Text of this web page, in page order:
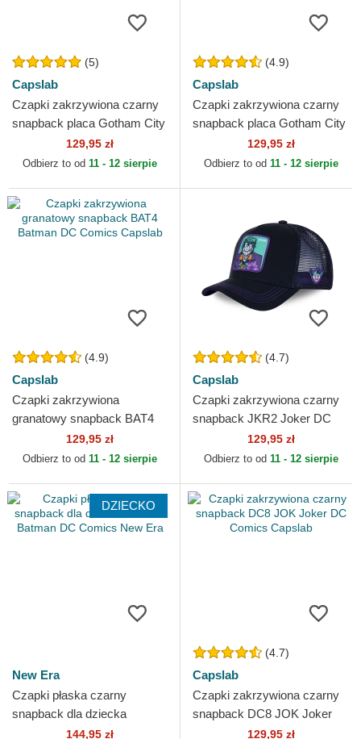
(5)
Capslab
Czapki zakrzywiona czarny
snapback placa Gotham City
DC6 BATP1 Batman DC
Comics Capslab
129,95 zł
Odbierz to od 11 - 12 sierpie
(4.9)
Capslab
Czapki zakrzywiona czarny
snapback placa Gotham City
BATP1 Batman DC Comics
Capslab
129,95 zł
Odbierz to od 11 - 12 sierpie
(4.9)
Capslab
Czapki zakrzywiona
granatowy snapback BAT4
Batman DC Comics Capslab
129,95 zł
Odbierz to od 11 - 12 sierpie
(4.7)
Capslab
Czapki zakrzywiona czarny
snapback JKR2 Joker DC
Comics Capslab
129,95 zł
Odbierz to od 11 - 12 sierpie
DZIECKO
New Era
Czapki płaska czarny
snapback dla dziecka
9FIFTY Batman DC Comics
144,95 zł
(4.7)
Capslab
Czapki zakrzywiona czarny
snapback DC8 JOK Joker
DC Comics Capslab
129,95 zł